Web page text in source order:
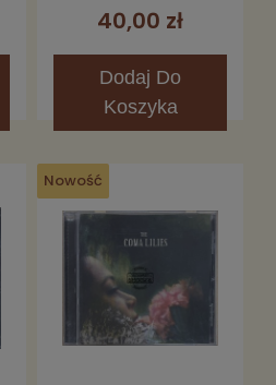
40,00 zł
Dodaj Do
Koszyka
Nowość